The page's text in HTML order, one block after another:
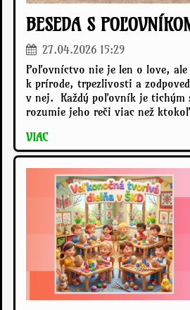
BESEDA S
27.04.2026 15:29
Poľovníctvo nie je len o love,
k prírode, trpezlivosti a
v nej. Každý poľovník je tichým
rozumie jeho reči viac než
VIAC